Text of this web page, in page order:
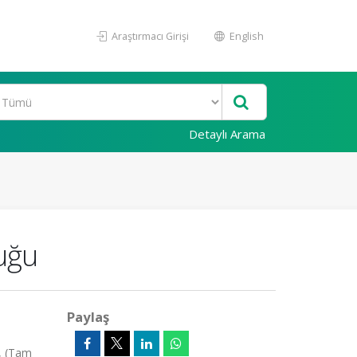
Araştırmacı Girişi English
Detaylı Arama
(Tam
Paylaş